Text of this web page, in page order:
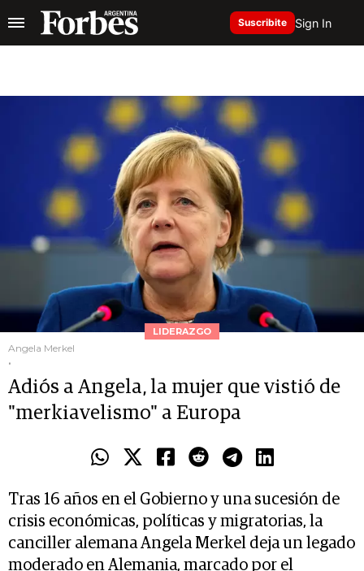
Suscribite Sign In
LIDERAZGO
Angela Merkel
.
Adiós a Angela, la mujer que vistió de
"merkiavelismo" a Europa
Tras 16 años en el Gobierno y una sucesión de
crisis económicas, políticas y migratorias, la
canciller alemana Angela Merkel deja un legado
moderado en Alemania, marcado por el